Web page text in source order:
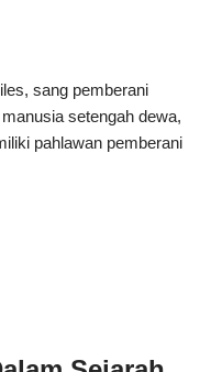
sang pemberani
setengah dewa,
pahlawan pemberani